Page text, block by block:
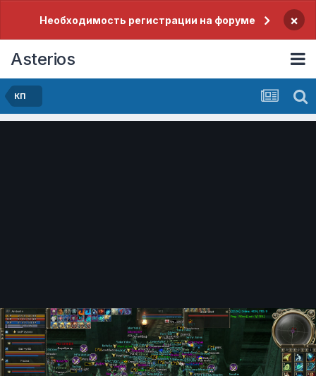
Необходимость регистрации на форуме ×
Asterios
КП